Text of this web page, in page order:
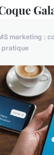
marketing :
pratique